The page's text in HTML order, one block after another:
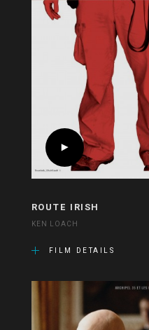
ROUTE IRISH
KEN LOACH
FILM DETAILS